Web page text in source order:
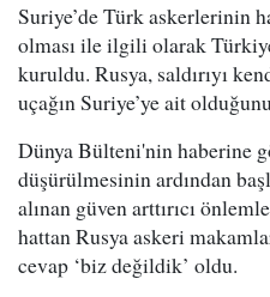
Suriye’de Türk askerlerinin
olması ile ilgili olarak
kuruldu. Rusya, saldırıyı
uçağın Suriye’ye ait
Dünya Bülteni'nin haberine
düşürülmesinin ardından
alınan güven arttırıcı
hattan Rusya askeri
cevap ‘biz değildik’ oldu.